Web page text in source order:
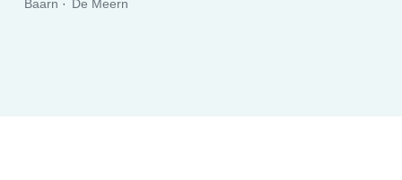
Baarn
De Meern